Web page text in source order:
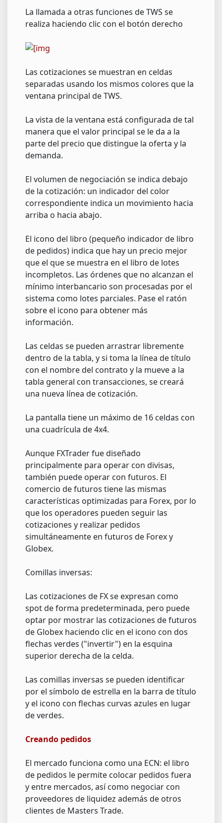
La llamada a otras funciones de TWS se
realiza haciendo clic con el botón derecho
Las cotizaciones se muestran en celdas
separadas usando los mismos colores que la
ventana principal de TWS.
La vista de la ventana está configurada de tal
manera que el valor principal se le da a la
parte del precio que distingue la oferta y la
demanda.
El volumen de negociación se indica debajo
de la cotización: un indicador del color
correspondiente indica un movimiento hacia
arriba o hacia abajo.
El icono del libro (pequeño indicador de libro
de pedidos) indica que hay un precio mejor
que el que se muestra en el libro de lotes
incompletos. Las órdenes que no alcanzan el
mínimo interbancario son procesadas por el
sistema como lotes parciales. Pase el ratón
sobre el icono para obtener más
información.
Las celdas se pueden arrastrar libremente
dentro de la tabla, y si toma la línea de título
con el nombre del contrato y la mueve a la
tabla general con transacciones, se creará
una nueva línea de cotización.
La pantalla tiene un máximo de 16 celdas con
una cuadrícula de 4x4.
Aunque FXTrader fue diseñado
principalmente para operar con divisas,
también puede operar con futuros. El
comercio de futuros tiene las mismas
características optimizadas para Forex, por lo
que los operadores pueden seguir las
cotizaciones y realizar pedidos
simultáneamente en futuros de Forex y
Globex.
Comillas inversas:
Las cotizaciones de FX se expresan como
spot de forma predeterminada, pero puede
optar por mostrar las cotizaciones de futuros
de Globex haciendo clic en el icono con dos
flechas verdes ("invertir") en la esquina
superior derecha de la celda.
Las comillas inversas se pueden identificar
por el símbolo de estrella en la barra de título
y el icono con flechas curvas azules en lugar
de verdes.
Creando pedidos
El mercado funciona como una ECN: el libro
de pedidos le permite colocar pedidos fuera
y entre mercados, así como negociar con
proveedores de liquidez además de otros
clientes de Masters Trade.